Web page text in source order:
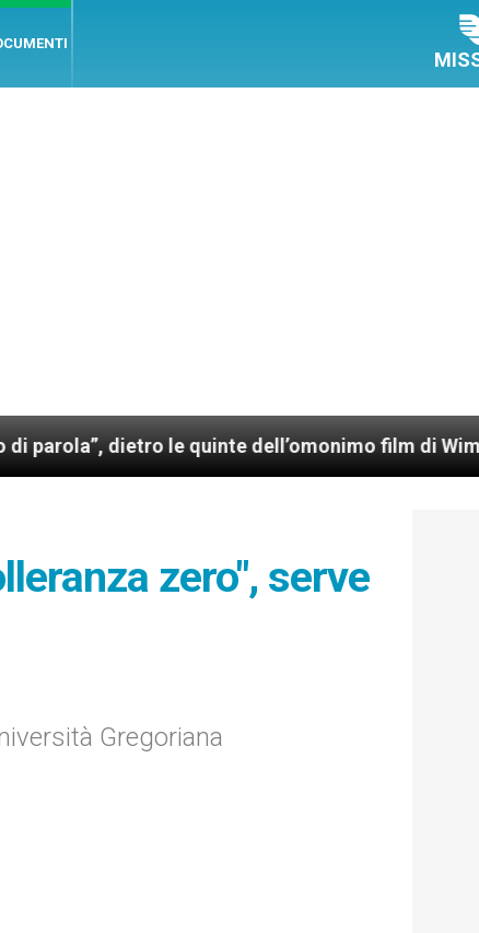
le quinte dell’omonimo film di Wim Wenders
zero", serve
Gregoriana